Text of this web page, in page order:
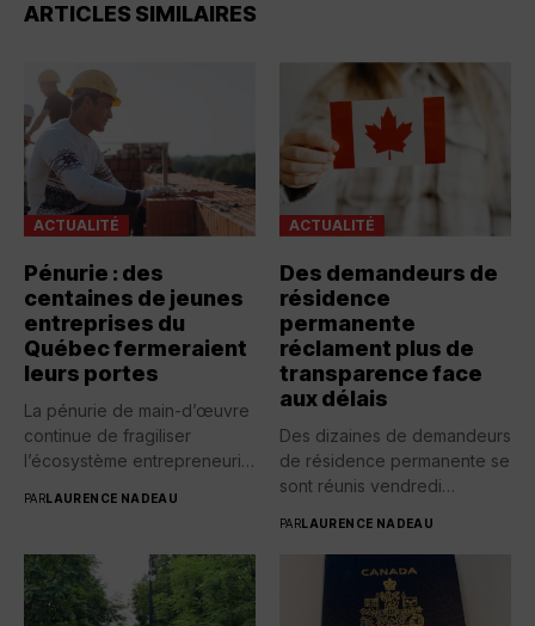
ARTICLES SIMILAIRES
ACTUALITÉ
Pénurie : des
centaines de jeunes
entreprises du
Québec fermeraient
leurs portes
La pénurie de main-d’œuvre
continue de fragiliser
l’écosystème entrepreneurial
PARLAURENCE NADEAU
ACTUALITÉ
Des demandeurs de
résidence
permanente
réclament plus de
transparence face
aux délais
Des dizaines de demandeurs
de résidence permanente se
sont réunis vendredi
PARLAURENCE NADEAU